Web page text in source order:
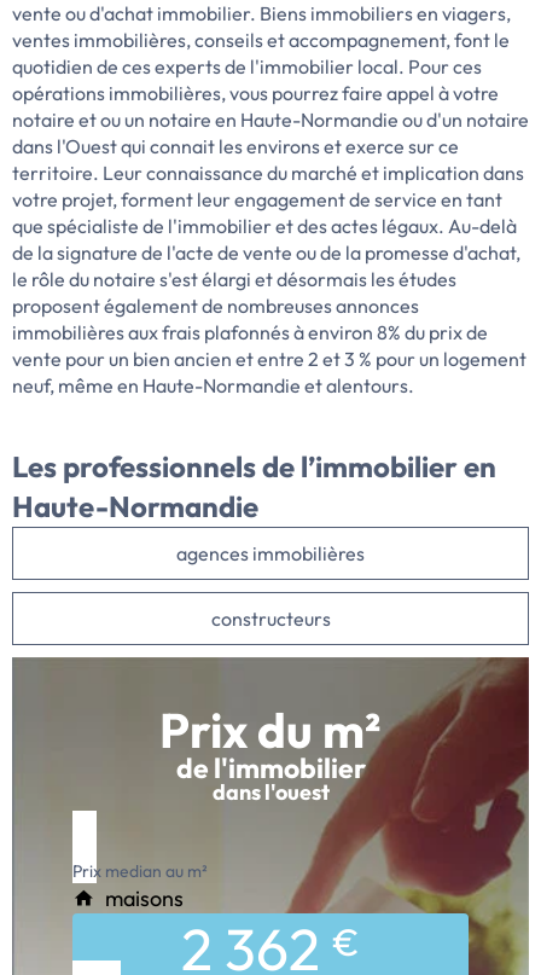
vente ou d'achat immobilier. Biens immobiliers en viagers,
ventes immobilières, conseils et accompagnement, font le
quotidien de ces experts de l'immobilier local. Pour ces
opérations immobilières, vous pourrez faire appel à votre
notaire et ou un notaire en Haute-Normandie ou d'un notaire
dans l'Ouest qui connait les environs et exerce sur ce
territoire. Leur connaissance du marché et implication dans
votre projet, forment leur engagement de service en tant
que spécialiste de l'immobilier et des actes légaux. Au-delà
de la signature de l'acte de vente ou de la promesse d'achat,
le rôle du notaire s'est élargi et désormais les études
proposent également de nombreuses annonces
immobilières aux frais plafonnés à environ 8% du prix de
vente pour un bien ancien et entre 2 et 3 % pour un logement
neuf, même en Haute-Normandie et alentours.
Les professionnels de l’immobilier en
Haute-Normandie
agences immobilières
constructeurs
Prix du m²
de l'immobilier
dans l'ouest
Prix median au m²
maisons
2 362 €